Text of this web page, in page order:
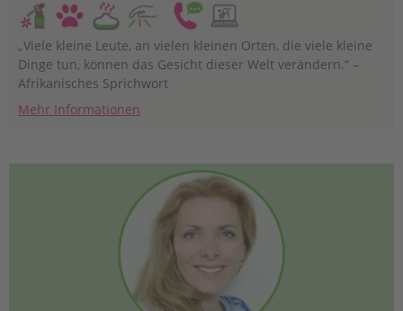
„Viele kleine Leute, an vielen kleinen Orten, die viele kleine
Dinge tun, können das Gesicht dieser Welt verändern.“ –
Afrikanisches Sprichwort
Mehr Informationen